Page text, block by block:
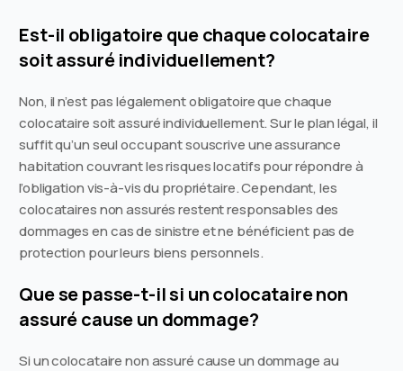
Est-il obligatoire que chaque colocataire
soit assuré individuellement?
Non, il n’est pas légalement obligatoire que chaque
colocataire soit assuré individuellement. Sur le plan légal, il
suffit qu’un seul occupant souscrive une assurance
habitation couvrant les risques locatifs pour répondre à
l’obligation vis-à-vis du propriétaire. Cependant, les
colocataires non assurés restent responsables des
dommages en cas de sinistre et ne bénéficient pas de
protection pour leurs biens personnels.
Que se passe-t-il si un colocataire non
assuré cause un dommage?
Si un colocataire non assuré cause un dommage au